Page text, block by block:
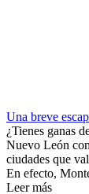
Una breve
¿Tienes ganas
Nuevo León
ciudades que
En efecto,
Leer más